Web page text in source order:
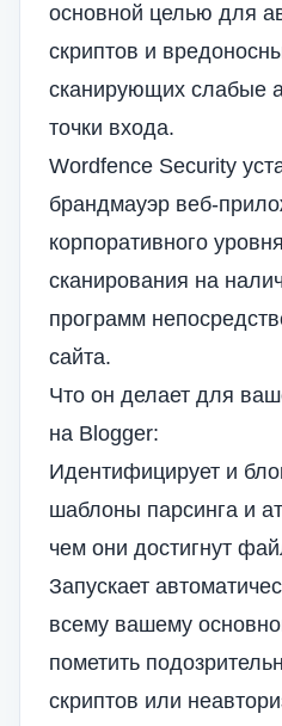
основной целью для
скриптов и
сканирующих слабые
точки входа.
Wordfence Security
брандмауэр веб-
корпоративного
сканирования на
программ
сайта.
Что он делает для
на Blogger:
Идентифицирует и
шаблоны парсинга и
чем они достигнут
Запускает
всему вашему
пометить
скриптов или